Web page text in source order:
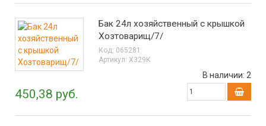
Бак 24л хозяйственный c крышкой
Хозтоварищ/7/
Код: 065281
Артикул: Х329К
450,38 руб.
В наличии: 2